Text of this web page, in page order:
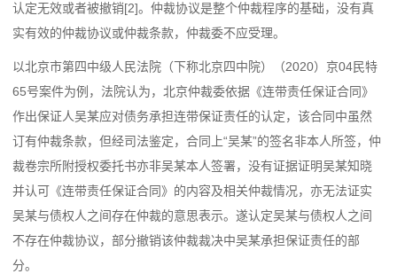
认定无效或者被撤销[2]。仲裁协议是整个仲裁程序的基础，没有真
实有效的仲裁协议或仲裁条款，仲裁委不应受理。
以北京市第四中级人民法院（下称北京四中院）（2020）京04民特
65号案件为例，法院认为，北京仲裁委依据《连带责任保证合同》
作出保证人吴某应对债务承担连带保证责任的认定，该合同中虽然
订有仲裁条款，但经司法鉴定，合同上“吴某”的签名非本人所签，仲
裁卷宗所附授权委托书亦非吴某本人签署，没有证据证明吴某知晓
并认可《连带责任保证合同》的内容及相关仲裁情况，亦无法证实
吴某与债权人之间存在仲裁的意思表示。遂认定吴某与债权人之间
不存在仲裁协议，部分撤销该仲裁裁决中吴某承担保证责任的部
分。